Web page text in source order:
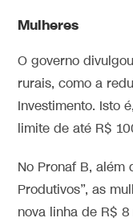
Mulheres
O governo
rurais, como a
Investimento. Isto
limite de até R$
No Pronaf B, além
Produtivos”, as
nova linha de R$